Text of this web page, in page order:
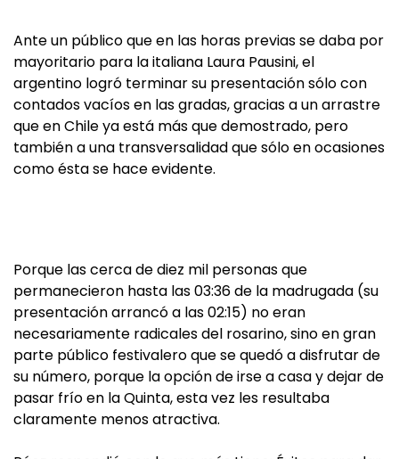
Ante un público que en las horas previas se daba por
mayoritario para la italiana Laura Pausini, el
argentino logró terminar su presentación sólo con
contados vacíos en las gradas, gracias a un arrastre
que en Chile ya está más que demostrado, pero
también a una transversalidad que sólo en ocasiones
como ésta se hace evidente.
Porque las cerca de diez mil personas que
permanecieron hasta las 03:36 de la madrugada (su
presentación arrancó a las 02:15) no eran
necesariamente radicales del rosarino, sino en gran
parte público festivalero que se quedó a disfrutar de
su número, porque la opción de irse a casa y dejar de
pasar frío en la Quinta, esta vez les resultaba
claramente menos atractiva.